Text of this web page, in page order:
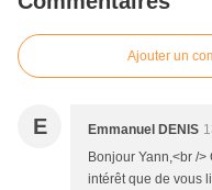
Ajouter un
E Emmanuel DENIS
Bonjour Yann,<br /
intérêt que de vous